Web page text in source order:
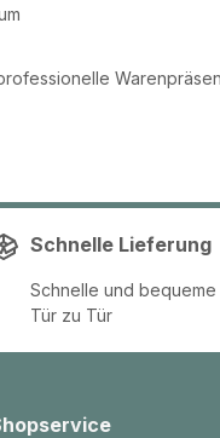
Schnelle Lieferung
Schnelle und
Tür zu Tür